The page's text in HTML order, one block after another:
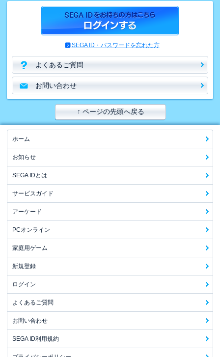
SEGA ID・パスワードを忘れた方
よくあるご質問
お問い合わせ
↑ ページの先頭へ戻る
ホーム
お知らせ
SEGA IDとは
サービスガイド
アーケード
PCオンライン
家庭用ゲーム
新規登録
ログイン
よくあるご質問
お問い合わせ
SEGA ID利用規約